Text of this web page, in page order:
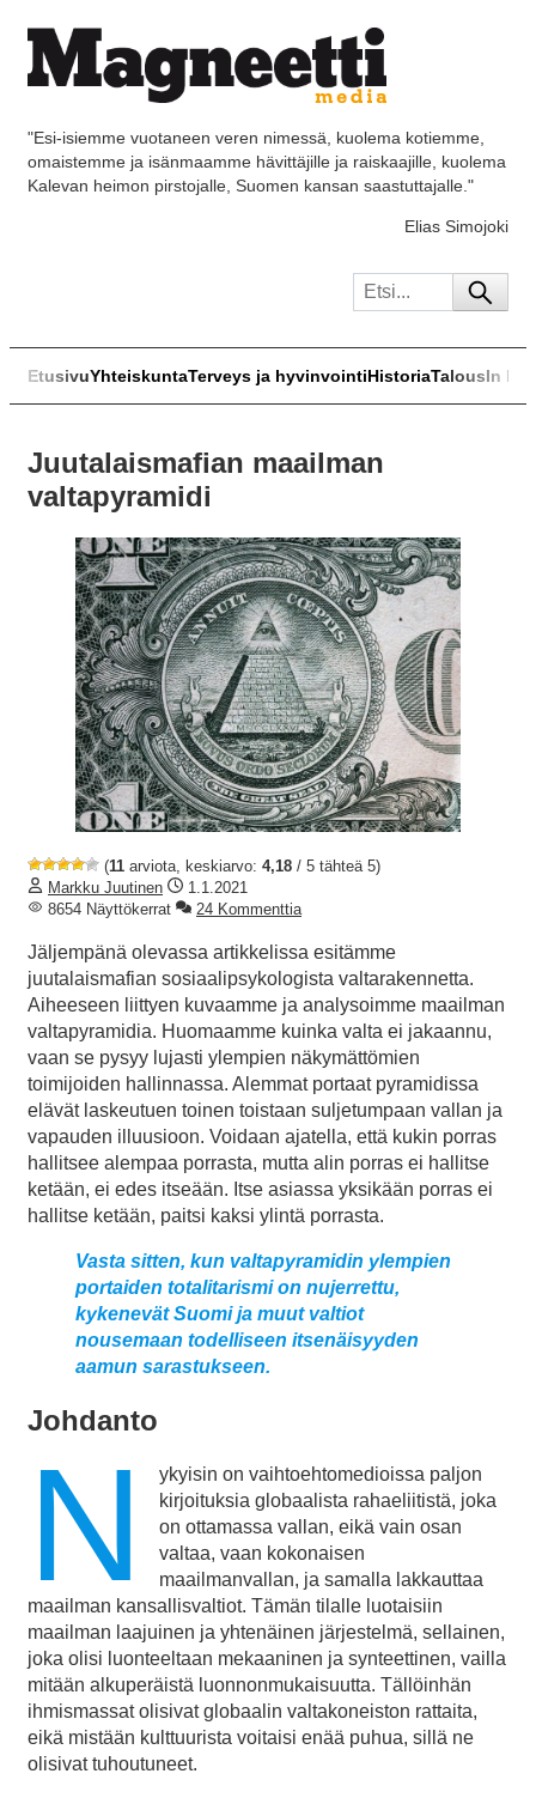
"Esi-isiemme vuotaneen veren nimessä, kuolema kotiemme,
omaistemme ja isänmaamme hävittäjille ja raiskaajille, kuolema
Kalevan heimon pirstojalle, Suomen kansan saastuttajalle."
Elias Simojoki
EtusivuYhteiskuntaTerveys ja hyvinvointiHistoriaTalousIn
Juutalaismafian maailman
valtapyramidi
(11 arviota, keskiarvo: 4,18 / 5 tähteä 5)
Markku Juutinen
1.1.2021
8654 Näyttökerrat
24 Kommenttia
Jäljempänä olevassa artikkelissa esitämme
juutalaismafian sosiaalipsykologista valtarakennetta.
Aiheeseen liittyen kuvaamme ja analysoimme maailman
valtapyramidia. Huomaamme kuinka valta ei jakaannu,
vaan se pysyy lujasti ylempien näkymättömien
toimijoiden hallinnassa. Alemmat portaat pyramidissa
elävät laskeutuen toinen toistaan suljetumpaan vallan ja
vapauden illuusioon. Voidaan ajatella, että kukin porras
hallitsee alempaa porrasta, mutta alin porras ei hallitse
ketään, ei edes itseään. Itse asiassa yksikään porras ei
hallitse ketään, paitsi kaksi ylintä porrasta.
Vasta sitten, kun valtapyramidin ylempien
portaiden totalitarismi on nujerrettu,
kykenevät Suomi ja muut valtiot
nousemaan todelliseen itsenäisyyden
aamun sarastukseen.
Johdanto
N
ykyisin on vaihtoehtomedioissa paljon
kirjoituksia globaalista rahaeliitistä, joka
on ottamassa vallan, eikä vain osan
valtaa, vaan kokonaisen
maailmanvallan, ja samalla lakkauttaa
maailman kansallisvaltiot. Tämän tilalle luotaisiin
maailman laajuinen ja yhtenäinen järjestelmä, sellainen,
joka olisi luonteeltaan mekaaninen ja synteettinen, vailla
mitään alkuperäistä luonnonmukaisuutta. Tällöinhän
ihmismassat olisivat globaalin valtakoneiston rattaita,
eikä mistään kulttuurista voitaisi enää puhua, sillä ne
olisivat tuhoutuneet.